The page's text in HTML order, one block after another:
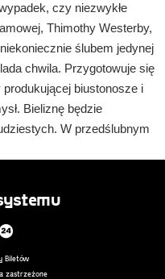
czy niezwykłe
Thimothy Westerby,
ślubem jedynej
chwila. Przygotowuje się
produkującej biustonosze i
Bieliznę będzie
W przedślubnym
zwroty akcji,
humorem dialogi, a
nieśmiertelnych
Biletów
zastrzeżone